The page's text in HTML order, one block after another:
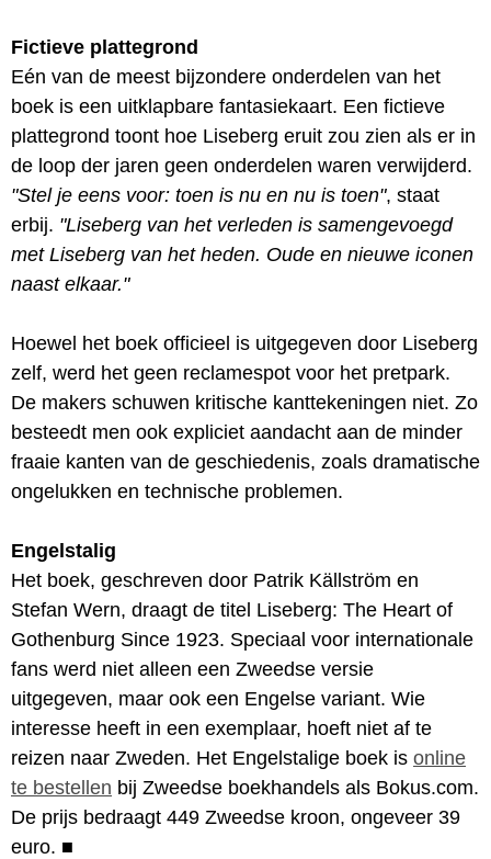
Fictieve plattegrond
Eén van de meest bijzondere onderdelen van het
boek is een uitklapbare fantasiekaart. Een fictieve
plattegrond toont hoe Liseberg eruit zou zien als er in
de loop der jaren geen onderdelen waren verwijderd.
"Stel je eens voor: toen is nu en nu is toen", staat
erbij. "Liseberg van het verleden is samengevoegd
met Liseberg van het heden. Oude en nieuwe iconen
naast elkaar."
Hoewel het boek officieel is uitgegeven door Liseberg
zelf, werd het geen reclamespot voor het pretpark.
De makers schuwen kritische kanttekeningen niet. Zo
besteedt men ook expliciet aandacht aan de minder
fraaie kanten van de geschiedenis, zoals dramatische
ongelukken en technische problemen.
Engelstalig
Het boek, geschreven door Patrik Källström en
Stefan Wern, draagt de titel Liseberg: The Heart of
Gothenburg Since 1923. Speciaal voor internationale
fans werd niet alleen een Zweedse versie
uitgegeven, maar ook een Engelse variant. Wie
interesse heeft in een exemplaar, hoeft niet af te
reizen naar Zweden. Het Engelstalige boek is online
te bestellen bij Zweedse boekhandels als Bokus.com.
De prijs bedraagt 449 Zweedse kroon, ongeveer 39
euro. ■